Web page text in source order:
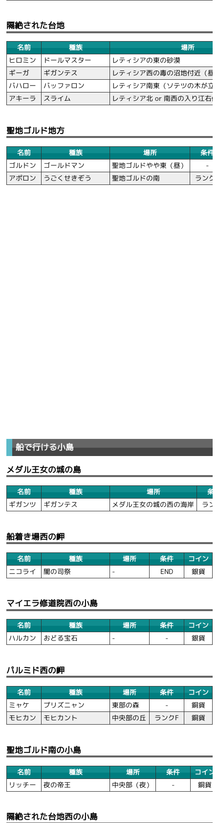
隔絶された台地
名前 種族
場所
ヒロミン
ドールマスター
レティシアの東の砂漠
ギーガ
ギガンテス
レティシア西の毒の沼地付近（昼
バハロー
バッファロン
レティシア南東（ソテツの木が立
アキーラ
スライム レティシア北 or 南西の入り江右側
聖地ゴルド地方
名前 種族 場所
条件
ゴルドン
ゴールドマン 聖地ゴルドやや東（昼）
-
アポロン
うごくせきぞう 聖地ゴルドの南 ランク
船で行ける小島
メダル王女の城の島
名前 種族 場所
条
ギガンツ
ギガンテス メダル王女の城の西の海岸 ラン
船着き場西の岬
名前 種族 場所 条件
コイン
ニコライ
闇の司祭 - END 銀貨
マイエラ修道院西の小島
名前 種族 場所 条件
コイン
ハルカン
おどる宝石 - - 銀貨
パルミド西の岬
名前 種族 場所 条件
コイン
ミャケ
プリズニャン 東部の森 -
銅貨
モヒカン
モヒカント 中央部の丘 ランクF 銅貨
聖地ゴルド南の小島
名前 種族 場所 条件
コイン
リッチー
夜の帝王 中央部（夜） - 銅貨
隔絶された台地西の小島